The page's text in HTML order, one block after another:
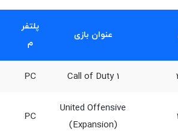
عنوان بازی
پلتفر
م
Call of Duty 1
PC
United Offensive
(Expansion)
PC